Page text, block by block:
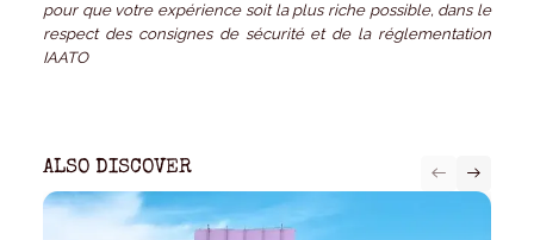
pour que votre expérience soit la plus riche possible, dans le
respect des consignes de sécurité et de la réglementation
IAATO
ALSO DISCOVER